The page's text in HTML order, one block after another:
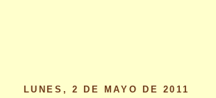
LUNES, 2 DE MAYO DE 2011